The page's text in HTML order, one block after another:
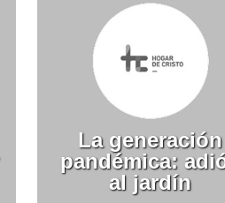
La generación
pandémica:
al jardín